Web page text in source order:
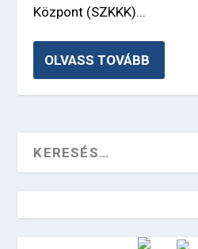
Központ (SZKKK)...
OLVASS TOVÁBB